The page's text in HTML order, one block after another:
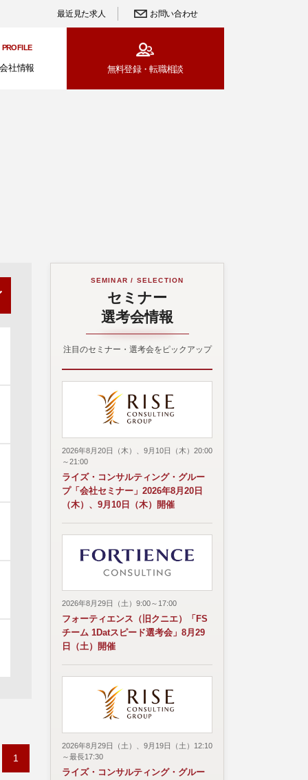
最近見た求人 お問い合わせ
PROFILE
会社情報 無料登録・転職相談
1
SEMINAR / SELECTION
セミナー
選考会情報
注目のセミナー・選考会をピックアップ
2026年8月20日（木）、9月10日（木）20:00
～21:00
ライズ・コンサルティング・グルー
プ「会社セミナー」2026年8月20日
（木）、9月10日（木）開催
2026年8月29日（土）9:00～17:00
フォーティエンス（旧クニエ）「FS
チーム 1Datスピード選考会」8月29
日（土）開催
2026年8月29日（土）、9月19日（土）12:10
～最長17:30
ライズ・コンサルティング・グルー